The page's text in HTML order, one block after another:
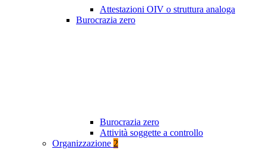
Attestazioni OIV o struttura analoga
Burocrazia zero
Burocrazia zero
Attività soggette a controllo
Organizzazione 2